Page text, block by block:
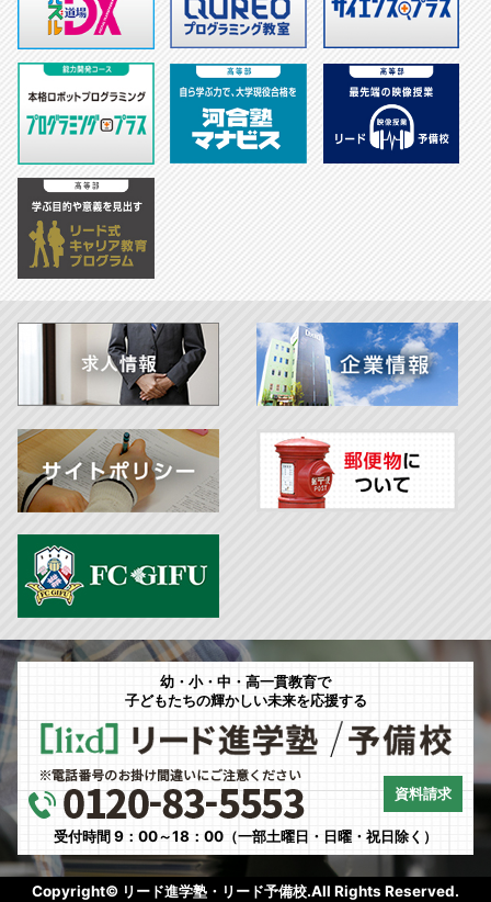
幼・小・中・高一貫教育で
子どもたちの輝かしい未来を応援する
資料請求
受付時間 9：00～18：00（一部土曜日・日曜・祝日除く）
Copyright© リード進学塾・リード予備校.All Rights Reserved.